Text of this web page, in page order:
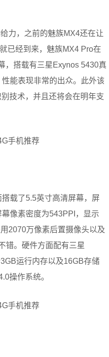
力，之前的魅族MX4还在让
已经到来，魅族MX4 Pro在
，搭载有三星Exynos 5430真
能表现非常的出众。此外该
技术，并且还将会在明年支
载了5.5英寸高清屏幕，屏
像素密度为543PPI，显示
2070万像素后置摄像头以及
错。硬件方面配有三星
运行内存以及16GB存储
操作系统。